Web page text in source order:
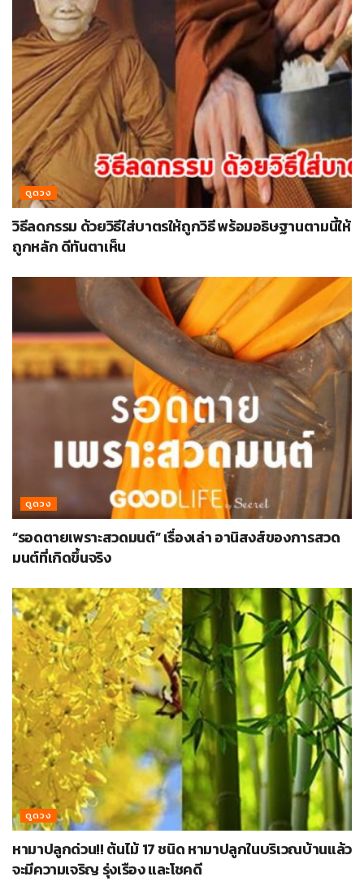
ดูดวง
วิธีลดกรรม ด้วยวิธีใส่บาตรให้ถูกวิธี พร้อมอธิษฐานตามนี้ให้
ถูกหลัก ดีทันตาเห็น
ดูดวง
“รอดตายเพราะสวดมนต์” เรื่องเล่า อานิสงส์ของการสวด
มนต์ที่เกิดขึ้นจริง
ดูดวง
หามาปลูกด่วน!! ต้นไม้ 17 ชนิด หามาปลูกในบริเวณบ้านแล้ว
จะมีความเจริญ รุ่งเรือง และโชคดี